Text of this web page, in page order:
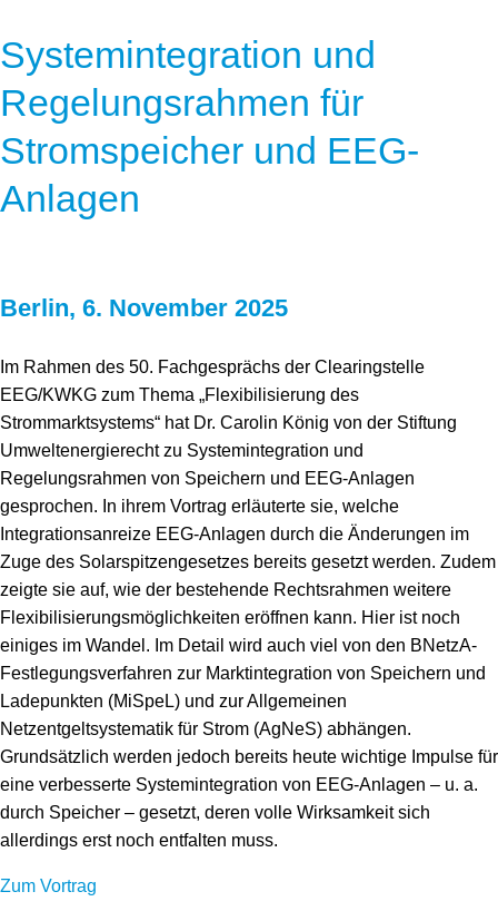
Systemintegration und
Regelungsrahmen für
Stromspeicher und EEG-
Anlagen
Berlin, 6. November 2025
Im Rahmen des 50. Fachgesprächs der Clearingstelle
EEG/KWKG zum Thema „Flexibilisierung des
Strommarktsystems“ hat Dr. Carolin König von der Stiftung
Umweltenergierecht zu Systemintegration und
Regelungsrahmen von Speichern und EEG-Anlagen
gesprochen. In ihrem Vortrag erläuterte sie, welche
Integrationsanreize EEG-Anlagen durch die Änderungen im
Zuge des Solarspitzengesetzes bereits gesetzt werden. Zudem
zeigte sie auf, wie der bestehende Rechtsrahmen weitere
Flexibilisierungsmöglichkeiten eröffnen kann. Hier ist noch
einiges im Wandel. Im Detail wird auch viel von den BNetzA-
Festlegungsverfahren zur Marktintegration von Speichern und
Ladepunkten (MiSpeL) und zur Allgemeinen
Netzentgeltsystematik für Strom (AgNeS) abhängen.
Grundsätzlich werden jedoch bereits heute wichtige Impulse für
eine verbesserte Systemintegration von EEG-Anlagen – u. a.
durch Speicher – gesetzt, deren volle Wirksamkeit sich
allerdings erst noch entfalten muss.
Zum Vortrag